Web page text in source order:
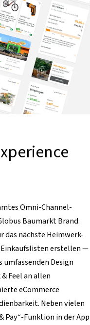
Omni-Channel-
Baumarkt Brand.
das nächste Heimwerk-
erstellen —
umfassenden Design
Feel an allen
eCommerce
Neben vielen
Pay“-Funktion in der App